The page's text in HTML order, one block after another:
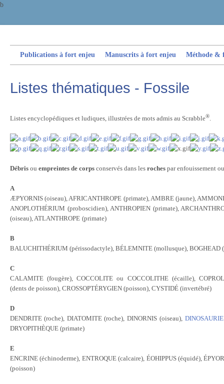
b
Publications à fort enjeu Manuscrits à fort enjeu Méthode &
Listes thématiques - Fossile
Listes encyclopédiques et ludiques, illustrées de mots admis au Scrabble®.
Débris ou empreintes de corps conservés dans les roches par enfouissement
A
ÆPYORNIS (oiseau), AFRICANTHROPE (primate), AMBRE (jaune),
ANOPLOTHÉRIUM (proboscidien), ANTHROPIEN (primate),
(oiseau), ATLANTHROPE (primate)
B
BALUCHITHÉRIUM (périssodactyle), BÉLEMNITE (mollusque), BOGHEAD
C
CALAMITE (fougère), COCCOLITE ou COCCOLITHE (écaille),
(dents de poisson), CROSSOPTÉRYGIEN (poisson), CYSTIDÉ (invertébré)
D
DENDRITE (roche), DIATOMITE (roche), DINORNIS (oiseau),
DRYOPITHÈQUE (primate)
E
ENCRINE (échinoderme), ENTROQUE (calcaire), ÉOHIPPUS (équidé),
(poisson)